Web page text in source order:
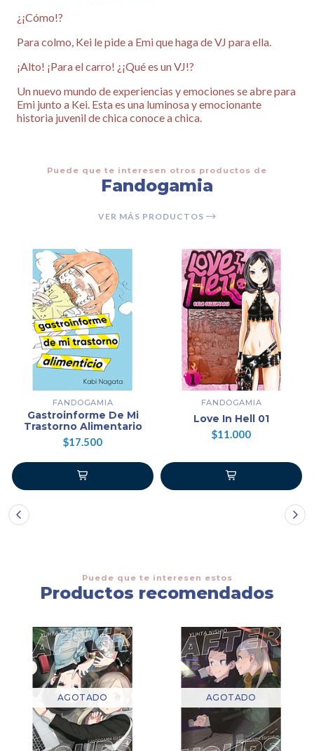
¿¡Cómo!?
Para colmo, Kei le pide a Emi que haga de VJ para ella.
¡Alto! ¡Para el carro! ¿¡Qué es un VJ!?
Un nuevo mundo de experiencias y emociones se abre para
Emi junto a Kei. Esta es una luminosa y emocionante
historia juvenil de chica conoce a chica.
Puede que te interesen otros productos de
Fandogamia
VER MÁS PRODUCTOS
FANDOGAMIA
Gastroinforme De Mi
Trastorno Alimentario
$17.500
FANDOGAMIA
Love In Hell 01
$11.000
Puede que te interesen estos
Productos recomendados
AGOTADO AGOTADO